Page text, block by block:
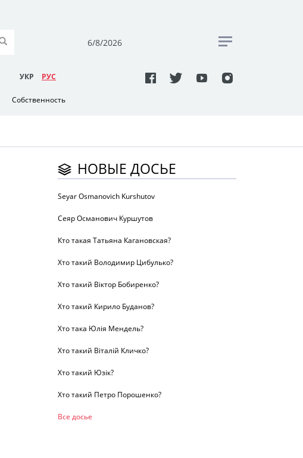
6/8/2026
УКР РУC
Собственность
НОВЫЕ ДОСЬЕ
Seyar Osmanovich Kurshutov
Сеяр Османович Куршутов
Кто такая Татьяна Кагановская?
Хто такий Володимир Цибулько?
Хто такий Віктор Бобиренко?
Хто такий Кирило Буданов?
Хто така Юлія Мендель?
Хто такий Віталій Кличко?
Хто такий Юзік?
Хто такий Петро Порошенко?
Все досье